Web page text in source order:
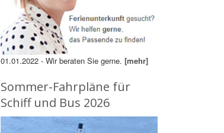
01.01.2022 - Wir beraten Sie gerne. [mehr]
Sommer-Fahrpläne für
Schiff und Bus 2026